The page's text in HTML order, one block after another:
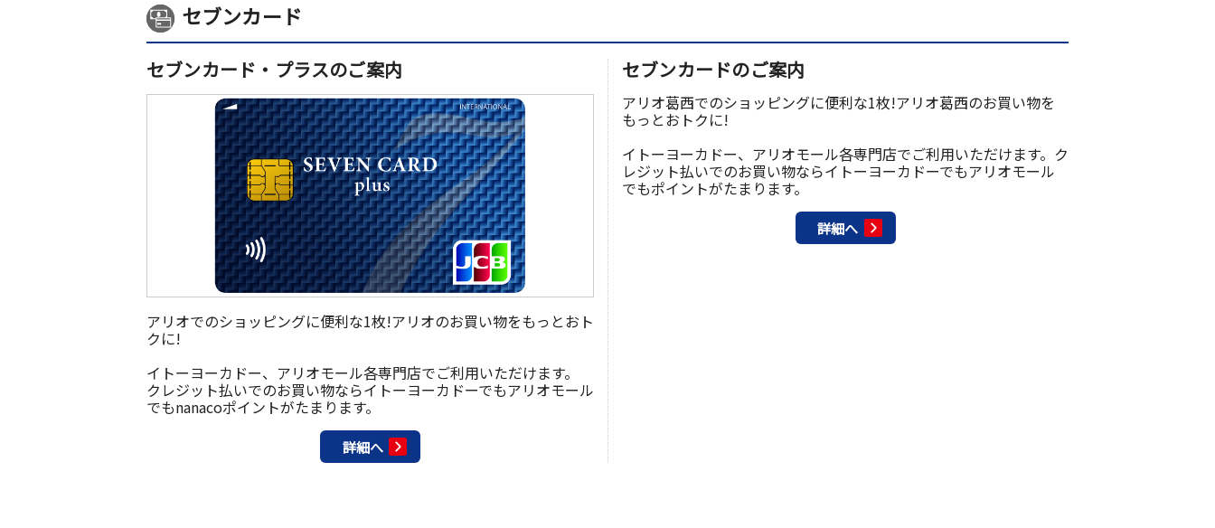
セブンカード
セブンカード・プラスのご案内
アリオでのショッピングに便利な1枚!アリオのお買い物をもっとおト
クに!
イトーヨーカドー、アリオモール各専門店でご利用いただけます。
クレジット払いでのお買い物ならイトーヨーカドーでもアリオモール
でもnanacoポイントがたまります。
詳細へ
セブンカードのご案内
アリオ葛西でのショッピングに便利な1枚!アリオ葛西のお買い物を
もっとおトクに!
イトーヨーカドー、アリオモール各専門店でご利用いただけます。ク
レジット払いでのお買い物ならイトーヨーカドーでもアリオモール
でもポイントがたまります。
詳細へ